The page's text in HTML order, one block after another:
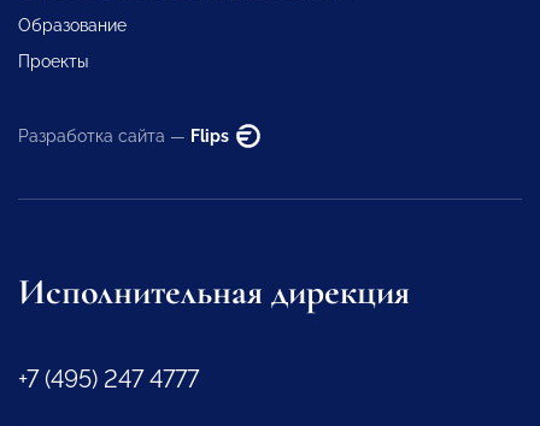
Образование
Проекты
Разработка сайта — Flips
Исполнительная дирекция
+7 (495) 247 4777